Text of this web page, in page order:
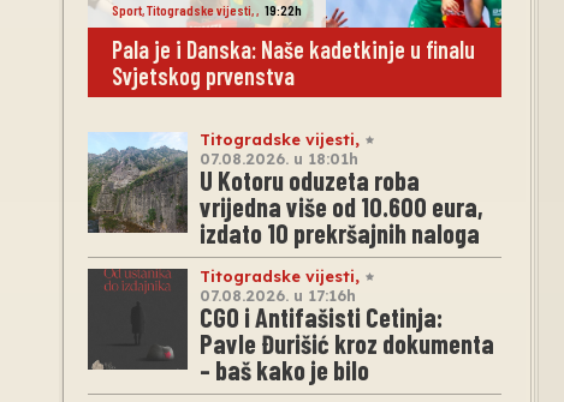
Sport,Titogradske vijesti,, 19:22h
Pala je i Danska: Naše kadetkinje u finalu
Svjetskog prvenstva
Titogradske vijesti,
07.08.2026. u 18:01h
U Kotoru oduzeta roba
vrijedna više od 10.600 eura,
izdato 10 prekršajnih naloga
Titogradske vijesti,
07.08.2026. u 17:16h
CGO i Antifašisti Cetinja:
Pavle Đurišić kroz dokumenta
– baš kako je bilo